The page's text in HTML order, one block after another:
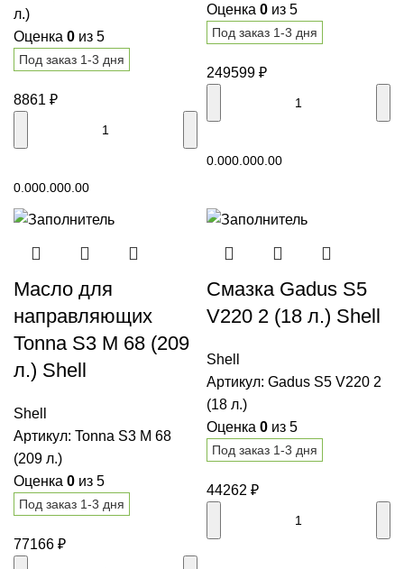
л.)
Оценка 0 из 5
Под заказ 1-3 дня
8861 ₽
0.000.000.00
Оценка 0 из 5
Под заказ 1-3 дня
249599 ₽
0.000.000.00
Масло для
направляющих
Tonna S3 M 68 (209
л.) Shell
Shell
Артикул: Tonna S3 M 68
(209 л.)
Оценка 0 из 5
Под заказ 1-3 дня
77166 ₽
Смазка Gadus S5
V220 2 (18 л.) Shell
Shell
Артикул: Gadus S5 V220 2
(18 л.)
Оценка 0 из 5
Под заказ 1-3 дня
44262 ₽